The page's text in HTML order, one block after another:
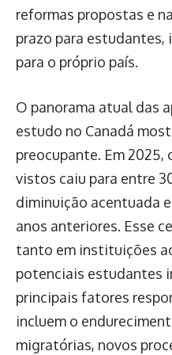
reformas propostas e
prazo para
para o próprio país.
O panorama atual das
estudo no Canadá
preocupante. Em 2025,
vistos caiu para entre
diminuição acentuada
anos anteriores. Esse
tanto em instituições
potenciais estudantes
principais fatores
incluem o
migratórias, novos